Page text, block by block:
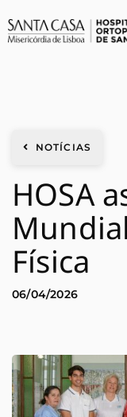
NOTÍCIAS
HOSA
Física
06/04/2026